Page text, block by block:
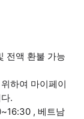
전액 환불 가능
하여 마이페이
.
, 베트남